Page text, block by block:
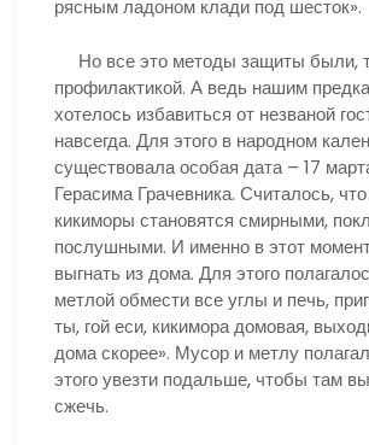
рясным ладоном клади под шесток».
Но все это методы защиты были,
профилактикой. А ведь нашим
хотелось избавиться от незваной
навсегда. Для этого в народном
существовала особая дата – 17
Герасима Грачевника. Считалось,
кикиморы становятся смирными,
послушными. И именно в этот
выгнать из дома. Для этого
метлой обмести все углы и печь,
ты, гой еси, кикимора домовая,
дома скорее». Мусор и метлу
этого увезти подальше, чтобы там
сжечь.